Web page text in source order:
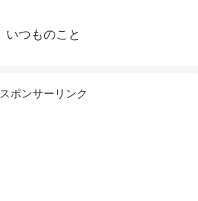
いつものこと
スポンサーリンク